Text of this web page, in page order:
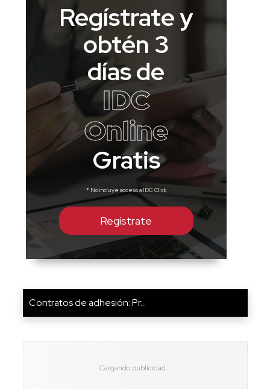
Regístrate y
obtén 3
días de
IDC
Online
Gratis
* No incluye acceso a IDC Click
Regístrate
Contratos de adhesión: Pr...